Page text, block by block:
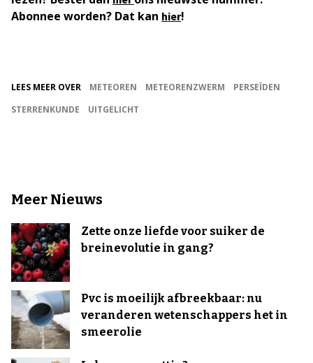
Abonnee worden? Dat kan hier!
LEES MEER OVER METEOREN METEORENZWERM
PERSEÏDEN
STERRENKUNDE
UITGELICHT
Meer Nieuws
Zette onze liefde voor suiker de
breinevolutie in gang?
Pvc is moeilijk afbreekbaar: nu
veranderen wetenschappers het in
smeerolie